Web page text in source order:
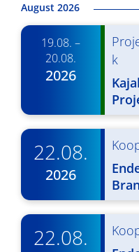
August 2026
19.08. –
20.08.
2026
k
22.08.
2026
22.08.